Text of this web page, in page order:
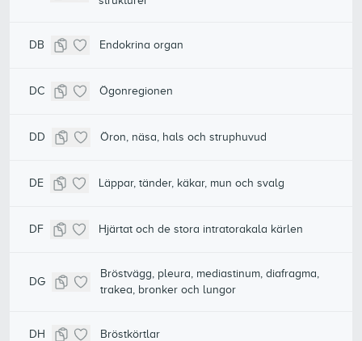
DB Endokrina organ
DC Ögonregionen
DD Öron, näsa, hals och struphuvud
DE Läppar, tänder, käkar, mun och svalg
DF Hjärtat och de stora intratorakala kärlen
DG
Bröstvägg, pleura, mediastinum, diafragma,
trakea, bronker och lungor
DH Bröstkörtlar